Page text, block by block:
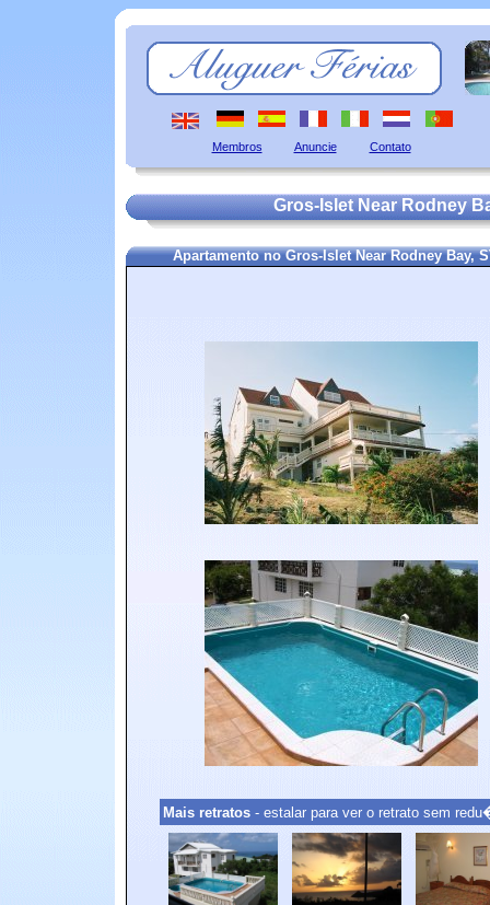
Membros Anuncie Contato
Gros-Islet Near Rodney
Apartamento no Gros-Islet Near Rodney Bay,
Mais retratos - estalar para ver o retrato sem